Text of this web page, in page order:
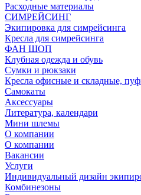
Расходные материалы
СИМРЕЙСИНГ
Экипировка для симрейсинга
Кресла для симрейсинга
ФАН ШОП
Клубная одежда и обувь
Сумки и рюкзаки
Кресла офисные и складные,
Самокаты
Аксессуары
Литература, календари
Мини шлемы
О компании
О компании
Вакансии
Услуги
Индивидуальный дизайн
Комбинезоны